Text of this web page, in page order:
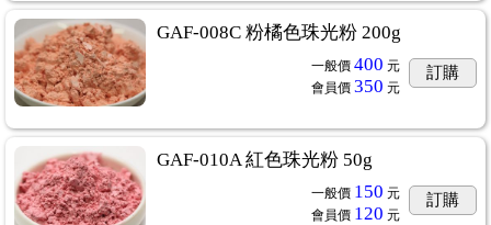
GAF-008C 粉橘色珠光粉 200g
一般價 400 元
會員價 350 元
訂購
GAF-010A 紅色珠光粉 50g
一般價 150 元
會員價 120 元
訂購